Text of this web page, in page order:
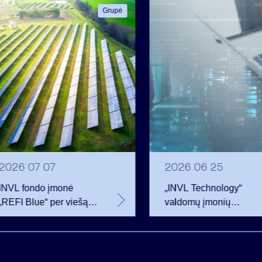
Grupė
07 07
INVL fondo įmonė
Blue“ per viešą
emisiją
12 mln. eurų –
2026 06 25
„INVL Technology“
valdomų įmonių
darbuotojai realizavo
opcionus ir tapo